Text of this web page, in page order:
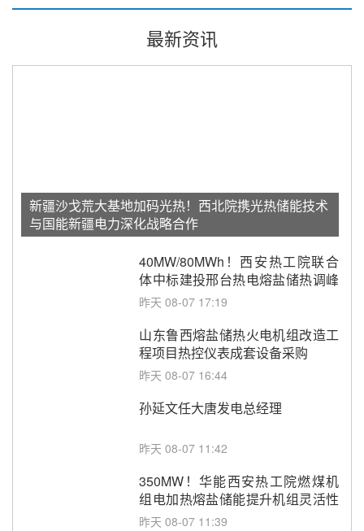
最新资讯
新疆沙戈荒大基地加码光热！西北院携光热储能技术
与国能新疆电力深化战略合作
40MW/80MWh！西安热工院联合
体中标建投邢台热电熔盐储热调峰
调频改造EPC项目
昨天 08-07 17:19
山东鲁西熔盐储热火电机组改造工
程项目热控仪表成套设备采购
昨天 08-07 16:44
孙延文任大唐发电总经理
昨天 08-07 11:42
350MW！华能西安热工院燃煤机
组电加热熔盐储能提升机组灵活性
改造项目初步设计第三方评审服务
昨天 08-07 11:39